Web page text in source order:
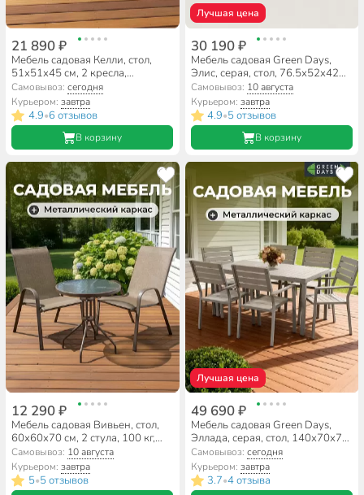
21 890 ₽
Мебель садовая Келли, стол,
51х51х45 см, 2 кресла,
подушка, 150 кг, 67х78х86 см,
C010069
Самовывоз:сегодня
Курьером:завтра
4.9•6 отзывов
В корзину
Лучшая цена
30 190 ₽
Мебель садовая Green Days,
Элис, серая, стол, 76.5х52х42
см, 2 кресла, 1 диван, подушка
серая, 120 кг, МП, 175х70х78
см
Самовывоз: 10 августа
Курьером: завтра
4.9•5 отзывов
В корзину
12 290 ₽
Мебель садовая Вивьен, стол,
60х60х70 см, 2 стула, 100 кг,
стул - 59х58х94 см, C010045
Самовывоз: 10 августа
Курьером:завтра
5•5 отзывов
Лучшая цена
49 690 ₽
Мебель садовая Green Days,
Эллада, серая, стол, 140х70х70
см, 6 стульев, 120 кг, YTCT009-1
Самовывоз: сегодня
Курьером: завтра
3.7•4 отзыва